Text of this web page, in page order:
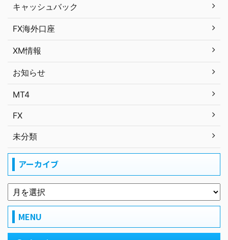
キャッシュバック
FX海外口座
XM情報
お知らせ
MT4
FX
未分類
アーカイブ
MENU